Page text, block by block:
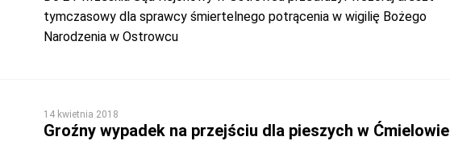
tymczasowy dla sprawcy śmiertelnego potrącenia w wigilię Bożego
Narodzenia w Ostrowcu
14 kwietnia 2018
Groźny wypadek na przejściu dla pieszych w Ćmielowie